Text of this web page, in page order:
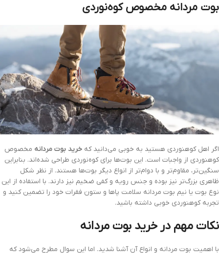
بوت مردانه مخصوص کوه‌نوردی
اگر اهل کوهنوردی هستید به خوبی می‌دانید که خرید بوت مردانه مخصوص
کوهنوردی از واجبات است. این بوت‌ها برای کوه‌نوردی طراحی شده‌اند. بنابراین
سنگین‌تر، مقاوم‌تر و با دوام‌تر از انواع دیگر بوت‌ها هستند. از نظر شکل
ظاهری بزرگ‌تر نیز بوده و جنس رویه و کفی ضخیم نیز دارند. با استفاده از این
نوع بوت یا نیم بوت مردانه سلامت پاها و ستون فقرات خود را تضمین کنید و
تجربه کوهنوردی خوبی داشته باشید.
نکات مهم در خرید بوت مردانه
با اهمیت بوت مردانه و انواع آن آشنا شدید. اما این سوال مطرح می‌شود که